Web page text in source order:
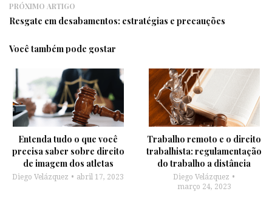
PRÓXIMO ARTIGO
Resgate em desabamentos: estratégias e precauções
Você também pode gostar
Entenda tudo o que você
precisa saber sobre direito
de imagem dos atletas
Diego Velázquez abril 17, 2023
Trabalho remoto e o direito
trabalhista: regulamentação
do trabalho a distância
Diego Velázquez
março 24, 2023